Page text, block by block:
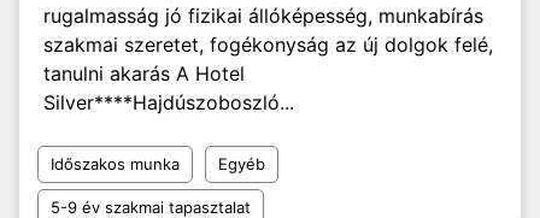
rugalmasság jó fizikai állóképesség, munkabírás
szakmai szeretet, fogékonyság az új dolgok felé,
tanulni akarás A Hotel
Silver****Hajdúszoboszló...
Időszakos munka Egyéb
5-9 év szakmai tapasztalat